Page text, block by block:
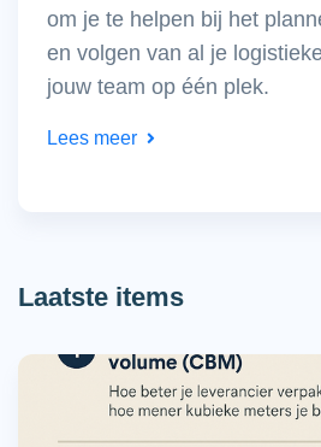
om je te helpen bij het
en volgen van al je
jouw team op één plek.
Lees meer
Laatste items